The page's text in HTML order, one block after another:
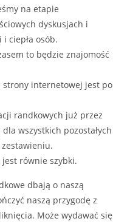
na etapie
dyskusjach i
ciepła osób.
to będzie znajomość
strony internetowej jest po
randkowych już przez
wszystkich pozostałych
jest równie szybki.
dbają o naszą
naszą przygodę z
Może wydawać się